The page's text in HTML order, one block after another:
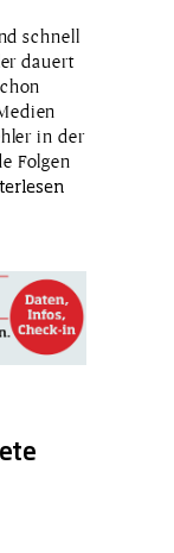
schnell
dauert
in der
Folgen